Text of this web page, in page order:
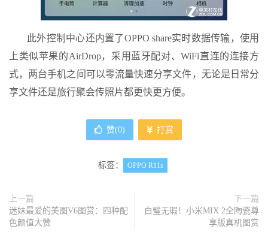
此外控制中心还内置了OPPO share实时数据传输，使用
上类似苹果的AirDrop，采用蓝牙配对、WiFi直连的连接方
式，两台手机之间可以零流量快速分享文件，无论是日常分
享文件还是旅行聚会传照片都更快更方便。
赞(0) 打赏
标签： OPPO R11s
上一篇
迷妹最爱的美图V6图赏：四种配
色颜值大赞
下一篇
白璧无瑕！小米MIX 2全陶瓷尊
享版真机图赏